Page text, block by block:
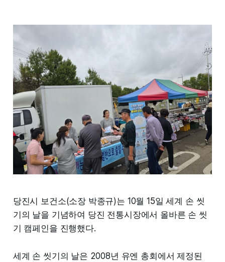
당진시 보건소(소장 박종규)는 10월 15일 세계 손 씻
기의 날을 기념하여 당진 전통시장에서 올바른 손 씻
기 캠페인을 진행했다.
세계 손 씻기의 날은 2008년 유엔 총회에서 제정된